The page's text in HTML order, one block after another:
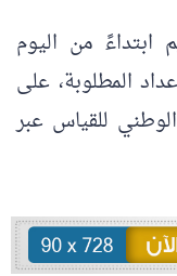
ابتداءً من اليوم
المطلوبة، على
للقياس عبر